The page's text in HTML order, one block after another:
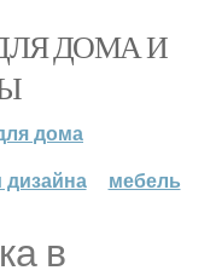
ДОМА И
дома
дизайна мебель
в